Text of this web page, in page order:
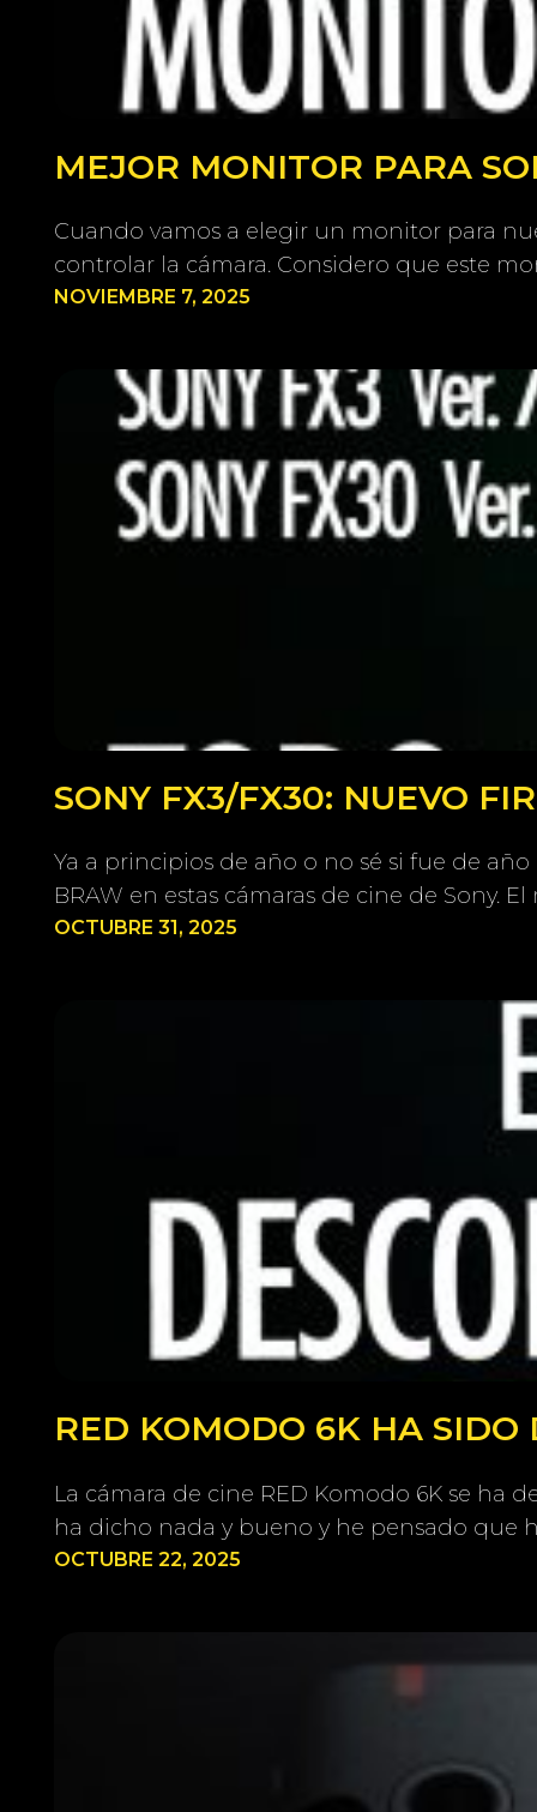
MEJOR MONITOR PARA
Cuando vamos a elegir un monitor para
controlar la cámara. Considero que este
NOVIEMBRE 7, 2025
SONY FX3/FX30: NUEVO
Ya a principios de año o no sé si fue de
BRAW en estas cámaras de cine de Sony.
OCTUBRE 31, 2025
RED KOMODO 6K HA SIDO
La cámara de cine RED Komodo 6K se ha
ha dicho nada y bueno y he pensado que
OCTUBRE 22, 2025